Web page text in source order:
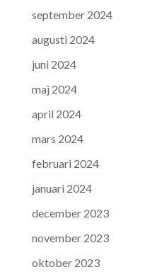
september 2024
augusti 2024
juni 2024
maj 2024
april 2024
mars 2024
februari 2024
januari 2024
december 2023
november 2023
oktober 2023